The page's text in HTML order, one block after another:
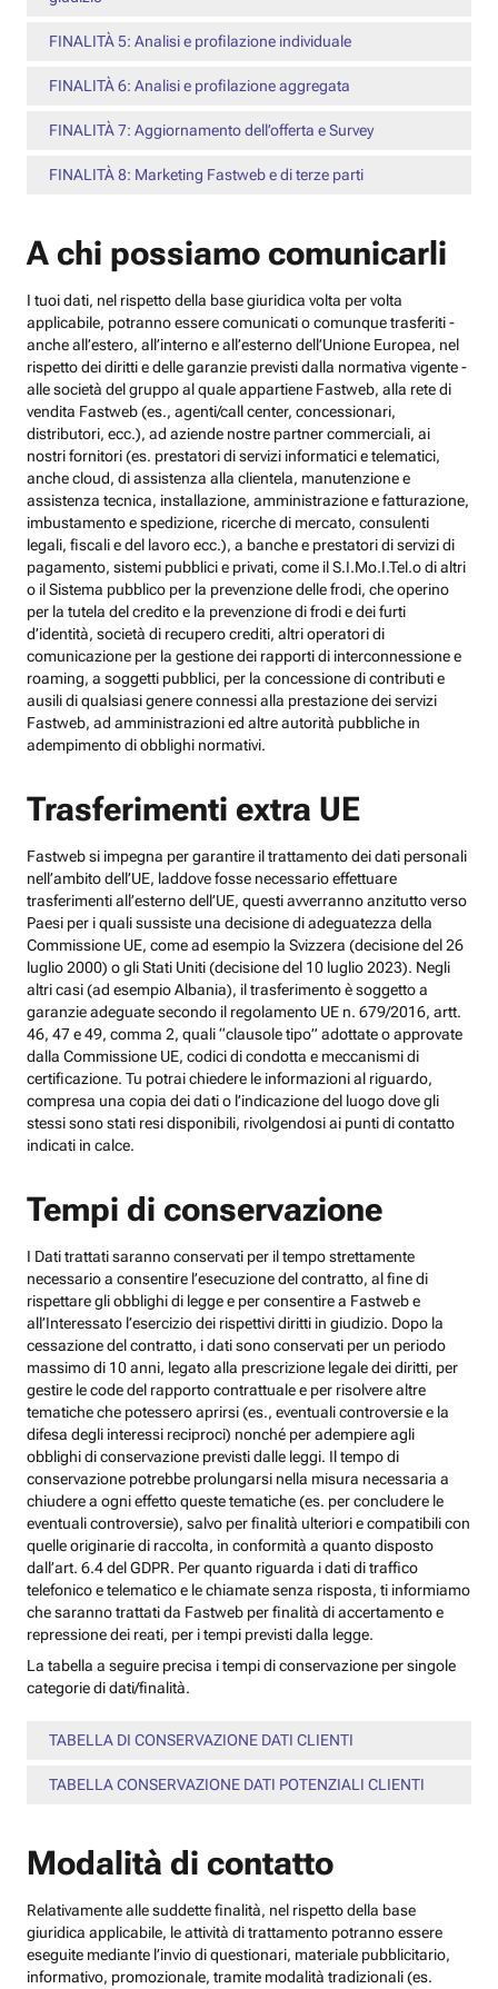
FINALITÀ 5: Analisi e profilazione individuale
FINALITÀ 6: Analisi e profilazione aggregata
FINALITÀ 7: Aggiornamento dell’offerta e Survey
FINALITÀ 8: Marketing Fastweb e di terze parti
A chi possiamo comunicarli
I tuoi dati, nel rispetto della base giuridica volta per volta
applicabile, potranno essere comunicati o comunque trasferiti -
anche all’estero, all’interno e all’esterno dell’Unione Europea, nel
rispetto dei diritti e delle garanzie previsti dalla normativa vigente -
alle società del gruppo al quale appartiene Fastweb, alla rete di
vendita Fastweb (es., agenti/call center, concessionari,
distributori, ecc.), ad aziende nostre partner commerciali, ai
nostri fornitori (es. prestatori di servizi informatici e telematici,
anche cloud, di assistenza alla clientela, manutenzione e
assistenza tecnica, installazione, amministrazione e fatturazione,
imbustamento e spedizione, ricerche di mercato, consulenti
legali, fiscali e del lavoro ecc.), a banche e prestatori di servizi di
pagamento, sistemi pubblici e privati, come il S.I.Mo.I.Tel.o di altri
o il Sistema pubblico per la prevenzione delle frodi, che operino
per la tutela del credito e la prevenzione di frodi e dei furti
d’identità, società di recupero crediti, altri operatori di
comunicazione per la gestione dei rapporti di interconnessione e
roaming, a soggetti pubblici, per la concessione di contributi e
ausili di qualsiasi genere connessi alla prestazione dei servizi
Fastweb, ad amministrazioni ed altre autorità pubbliche in
adempimento di obblighi normativi.
Trasferimenti extra UE
Fastweb si impegna per garantire il trattamento dei dati personali
nell’ambito dell’UE, laddove fosse necessario effettuare
trasferimenti all’esterno dell’UE, questi avverranno anzitutto verso
Paesi per i quali sussiste una decisione di adeguatezza della
Commissione UE, come ad esempio la Svizzera (decisione del 26
luglio 2000) o gli Stati Uniti (decisione del 10 luglio 2023). Negli
altri casi (ad esempio Albania), il trasferimento è soggetto a
garanzie adeguate secondo il regolamento UE n. 679/2016, artt.
46, 47 e 49, comma 2, quali “clausole tipo” adottate o approvate
dalla Commissione UE, codici di condotta e meccanismi di
certificazione. Tu potrai chiedere le informazioni al riguardo,
compresa una copia dei dati o l’indicazione del luogo dove gli
stessi sono stati resi disponibili, rivolgendosi ai punti di contatto
indicati in calce.
Tempi di conservazione
I Dati trattati saranno conservati per il tempo strettamente
necessario a consentire l’esecuzione del contratto, al fine di
rispettare gli obblighi di legge e per consentire a Fastweb e
all’Interessato l’esercizio dei rispettivi diritti in giudizio. Dopo la
cessazione del contratto, i dati sono conservati per un periodo
massimo di 10 anni, legato alla prescrizione legale dei diritti, per
gestire le code del rapporto contrattuale e per risolvere altre
tematiche che potessero aprirsi (es., eventuali controversie e la
difesa degli interessi reciproci) nonché per adempiere agli
obblighi di conservazione previsti dalle leggi. Il tempo di
conservazione potrebbe prolungarsi nella misura necessaria a
chiudere a ogni effetto queste tematiche (es. per concludere le
eventuali controversie), salvo per finalità ulteriori e compatibili con
quelle originarie di raccolta, in conformità a quanto disposto
dall’art. 6.4 del GDPR. Per quanto riguarda i dati di traffico
telefonico e telematico e le chiamate senza risposta, ti informiamo
che saranno trattati da Fastweb per finalità di accertamento e
repressione dei reati, per i tempi previsti dalla legge.
La tabella a seguire precisa i tempi di conservazione per singole
categorie di dati/finalità.
TABELLA DI CONSERVAZIONE DATI CLIENTI
TABELLA CONSERVAZIONE DATI POTENZIALI CLIENTI
Modalità di contatto
Relativamente alle suddette finalità, nel rispetto della base
giuridica applicabile, le attività di trattamento potranno essere
eseguite mediante l’invio di questionari, materiale pubblicitario,
informativo, promozionale, tramite modalità tradizionali (es.